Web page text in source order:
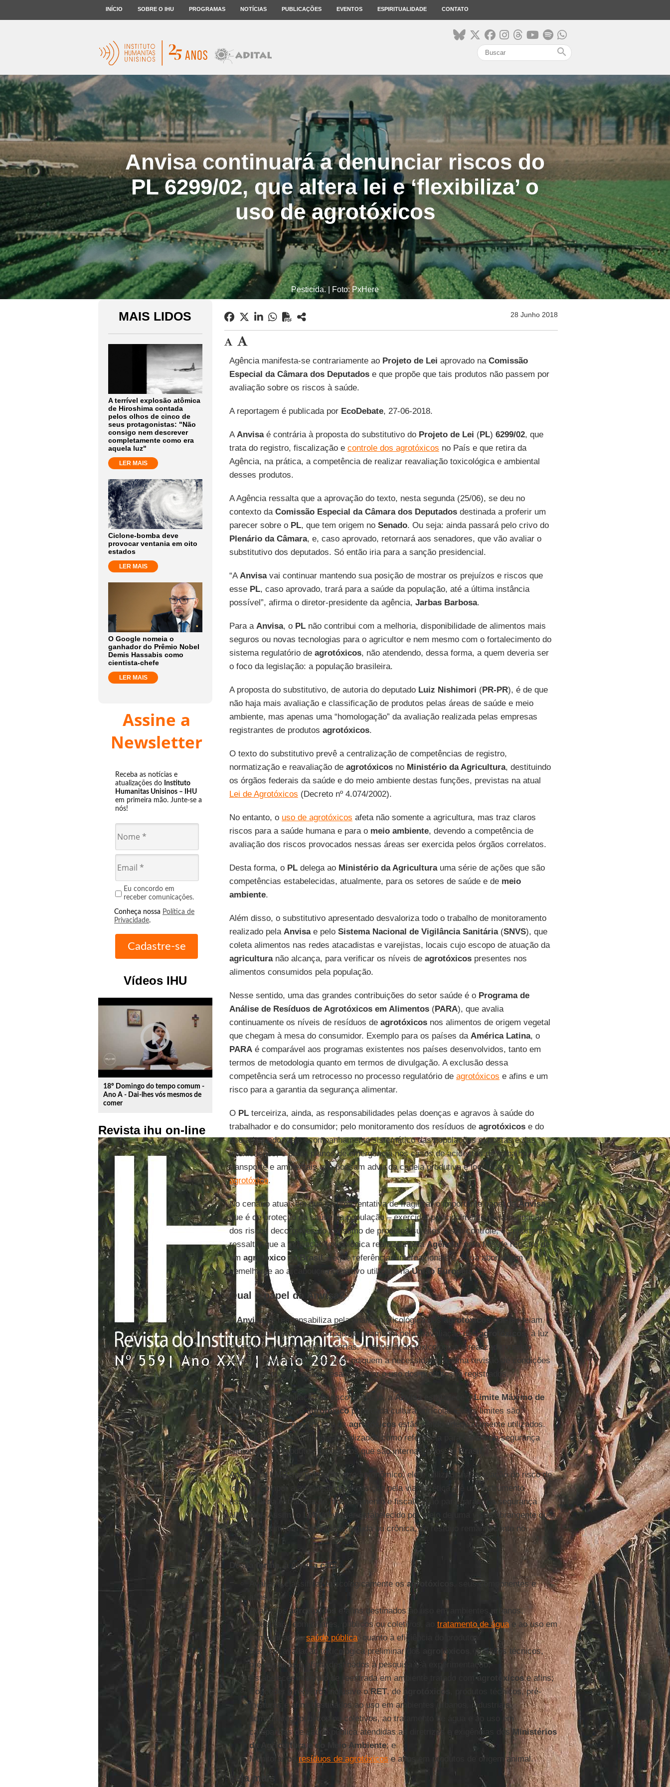
INÍCIO SOBRE O IHU PROGRAMAS NOTÍCIAS PUBLICAÇÕES EVENTOS ESPIRITUALIDADE CONTATO
search
Anvisa continuará a denunciar riscos do
PL 6299/02, que altera lei e ‘flexibiliza’ o
uso de agrotóxicos
Pesticida. | Foto: PxHere
MAIS LIDOS
A terrível explosão atômica
de Hiroshima contada
pelos olhos de cinco de
seus protagonistas: "Não
consigo nem descrever
completamente como era
aquela luz"
LER MAIS
Ciclone-bomba deve
provocar ventania em oito
estados
LER MAIS
O Google nomeia o
ganhador do Prêmio Nobel
Demis Hassabis como
cientista-chefe
LER MAIS
Assine a
Newsletter
Receba as notícias e
atualizações do Instituto
Humanitas Unisinos – IHU
em primeira mão. Junte-se a
nós!
Eu concordo em
receber comunicações.
Conheça nossa Política de
Privacidade.
Vídeos IHU
play_circle_outline
18º Domingo do tempo comum -
Ano A - Dai-lhes vós mesmos de
comer
Revista ihu on-line
28 Junho 2018
Agência manifesta-se contrariamente ao Projeto de Lei aprovado na Comissão
Especial da Câmara dos Deputadose que propõe que tais produtos não passem por
avaliação sobre os riscos à saúde.
A reportagem é publicada por EcoDebate, 27-06-2018.
AAnvisaé contrária à proposta do substitutivo doProjeto de Lei (PL) 6299/02, que
trata do registro, fiscalização e controle dos agrotóxicos no País e que retira da
Agência, na prática, a competência de realizar reavaliação toxicológica e ambiental
desses produtos.
A Agência ressalta que a aprovação do texto, nesta segunda (25/06), se deu no
contexto da Comissão Especial da Câmara dos Deputadosdestinada a proferir um
parecer sobre o PL, que tem origem no Senado. Ou seja: ainda passará pelo crivo do
Plenário da Câmara, e, caso aprovado, retornará aos senadores, que vão avaliar o
substitutivo dos deputados. Só então iria para a sanção presidencial.
“AAnvisavai continuar mantendo sua posição de mostrar os prejuízos e riscos que
esse PL, caso aprovado, trará para a saúde da população, até a última instância
possível”, afirma o diretor-presidente da agência, Jarbas Barbosa.
Para a Anvisa, o PLnão contribui com a melhoria, disponibilidade de alimentos mais
seguros ou novas tecnologias para o agricultor e nem mesmo com o fortalecimento do
sistema regulatório de agrotóxicos, não atendendo, dessa forma, a quem deveria ser
o foco da legislação: a população brasileira.
A proposta do substitutivo, de autoria do deputado Luiz Nishimori (PR-PR), é de que
não haja mais avaliação e classificação de produtos pelas áreas de saúde e meio
ambiente, mas apenas uma “homologação” da avaliação realizada pelas empresas
registrantes de produtos agrotóxicos.
O texto do substitutivo prevê a centralização de competências de registro,
normatização e reavaliação de agrotóxicosno Ministério da Agricultura, destituindo
os órgãos federais da saúde e do meio ambiente destas funções, previstas na atual
Lei de Agrotóxicos (Decreto nº 4.074/2002).
No entanto, o uso de agrotóxicos afeta não somente a agricultura, mas traz claros
riscos para a saúde humana e para o meio ambiente, devendo a competência de
avaliação dos riscos provocados nessas áreas ser exercida pelos órgãos correlatos.
Desta forma, o PLdelega ao Ministério da Agriculturauma série de ações que são
competências estabelecidas, atualmente, para os setores de saúde e de meio
ambiente.
Além disso, o substitutivo apresentado desvaloriza todo o trabalho de monitoramento
realizado pela Anvisae pelo Sistema Nacional de Vigilância Sanitária(SNVS), que
coleta alimentos nas redes atacadistas e varejistas, locais cujo escopo de atuação da
agriculturanão alcança, para verificar os níveis de agrotóxicospresentes nos
alimentos consumidos pela população.
Nesse sentido, uma das grandes contribuições do setor saúde é o Programa de
Análise de Resíduos de Agrotóxicos em Alimentos(PARA), que avalia
continuamente os níveis de resíduos de agrotóxicosnos alimentos de origem vegetal
que chegam à mesa do consumidor. Exemplo para os países da América Latina, o
PARAé comparável aos programas existentes nos países desenvolvidos, tanto em
termos de metodologia quanto em termos de divulgação. A exclusão dessa
competência será um retrocesso no processo regulatório de agrotóxicos e afins e um
risco para a garantia da segurança alimentar.
O PLterceiriza, ainda, as responsabilidades pelas doenças e agravos à saúde do
trabalhador e do consumidor; pelo monitoramento dos resíduos de agrotóxicose do
uso adequado; pelo acompanhamento sistemático das populações expostas e das
intoxicações; e pelos planos de emergência nos casos de acidentes de trabalho,
transporte e ambientais que possam advir da cadeia produtiva e logística do
agrotóxico.
No cenário atual, em que há uma tentativa de fragilizar o importante papel daAnvisa,
que é de proteção da saúde da população – exercido, principalmente, pela mitigação
dos riscos decorrentes do consumo de produtos sujeitos a seu controle, é importante
ressaltar que a avaliação toxicológica realizada pelaAgência, para fins de registro de
um agrotóxicono Brasil, segue referências internacionais e a sua abordagem é
semelhante ao arcabouço normativo utilizado naUnião Europeia.
Qual o papel da Anvisa?
AAnvisase responsabiliza pela análise toxicológica dosagrotóxicosque pleiteiam
registro ou alterações pós-registro e também pela reavaliação dosagrotóxicos, à luz
de novos conhecimentos e alertas. A reavaliação toxicológica é realizada quando
surgem novas informações que indiquem a necessidade de uma revisão de condições
de uso, as quais possam desaconselhar o uso dos produtos já registrados.
Com base na avaliação do risco dietético, aAnvisa estabelece oLimite Máximo de
Resíduos(LMR) deagrotóxicopara cada cultura agrícola. Esses limites são
essenciais para garantir que osagrotóxicosestão sendo adequadamente utilizados.
Além disso, esses limites são utilizados como referência para garantir a segurança
alimentar dos produtos importados que são internalizados noBrasil
Apesar doLMRser um parâmetro agronômico, ele é utilizado na avaliação do risco de
forma a compor a avaliação da exposição pela via dietética e é um instrumento
essencial na estratégia de monitoramento e fiscalização para garantir a segurança
alimentar. Assim, o
LMRdeve ser estabelecido por meio de uma visão abrangente que
considera também a toxicidade, aguda ou crônica, do resíduo remanescente no
alimento.
Dessa forma, à Anvisa cabe:
Avaliar e classificar toxicologicamente osagrotóxicos
, seus componentes e
afins;
Avaliar osagrotóxicos
e afins destinados ao uso em ambientes urbanos,
industriais, domiciliares, públicos ou coletivos, ao tratamento de águae ao uso em
campanhas desaúde pública, quanto à eficiência do produto;
Realizar avaliação toxicológica preliminar dos
agrotóxicos
, produtos técnicos,
pré-misturas e afins, destinados à pesquisa e à experimentação;
Estabelecer intervalo de reentrada em ambiente tratado comagrotóxicose afins;
Conceder o registro, inclusive oRET, deagrotóxicos
, produtos técnicos, pré-
misturas e afins destinados ao uso em ambientes urbanos, industriais,
domiciliares, públicos ou coletivos, ao tratamento de água e ao uso em
campanhas de saúde pública atendidas as diretrizes e exigências dos Ministérios
da Agricultura e do Meio Ambiente; e
Monitorar osresíduos de agrotóxicose afins em produtos de origem animal.
Leia mais